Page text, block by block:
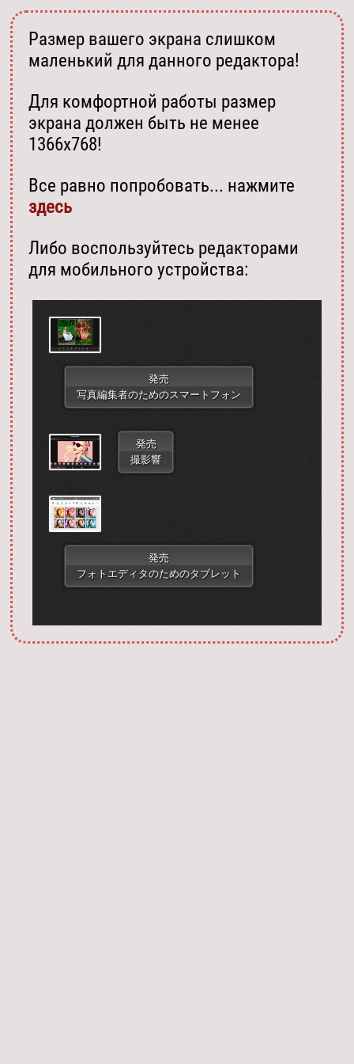
Запустить фотошоп
Размер вашего экрана слишком
маленький для данного редактора!
Для комфортной работы размер
экрана должен быть не менее
1366х768!
Все равно попробовать... нажмите
здесь
Либо воспользуйтесь редакторами
для мобильного устройства:
発売
写真編集者のためのスマートフォン
発売
撮影響
発売
フォトエディタのためのタブレット